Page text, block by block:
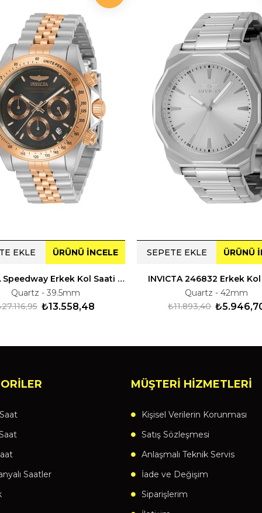
INVICTA Speedway Erkek Kol Saati 230993
Quartz - 39.5mm
₺13.558,48
EKLE ÜRÜNÜ İNCELE
INVICTA 246832 Erkek
Quartz - 42mm
₺11.893,40
SEPETE EKLE ÜRÜNÜ
Saatler
MÜŞTERİ HİZMETLERİ
Kişisel Verilerin Korunması
Satış Sözleşmesi
Anlaşmalı Teknik Servis
İade ve Değişim
Siparişlerim